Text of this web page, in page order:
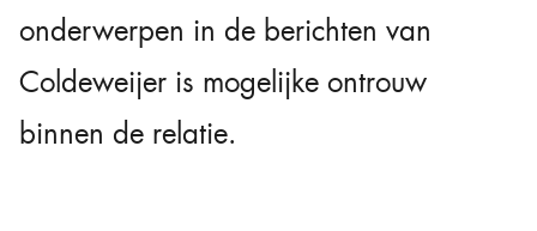
onderwerpen in de berichten van
Coldeweijer is mogelijke ontrouw
binnen de relatie.